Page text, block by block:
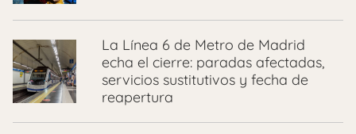
La Línea 6 de Metro de Madrid
echa el cierre: paradas afectadas,
servicios sustitutivos y fecha de
reapertura